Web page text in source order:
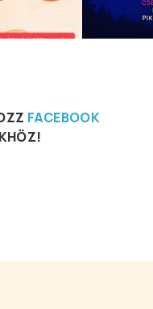
FACEBOOK